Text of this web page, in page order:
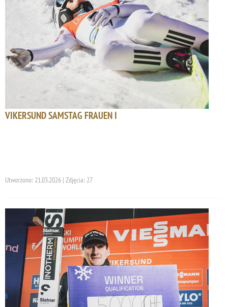
VIKERSUND SAMSTAG FRAUEN I
Utworzono: 21.03.2026 | Zdjęcia: 27